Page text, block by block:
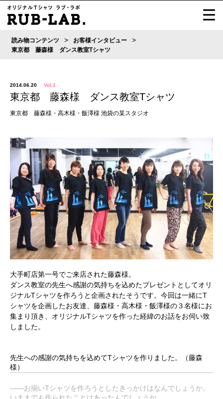
読み物コンテンツ > お客様インタビュー >
東京都 藤森様 ダンス教室Tシャツ
2014.06.20 Vol.1
東京都 藤森様 ダンス教室Tシャツ
東京都 藤森様・高木様・飯澤様 池袋の某スタジオ
大手町店第一号でご来店された藤森様。
ダンス教室の先生へ感謝の気持ちを込めたプレゼントとしてオリ
ジナルTシャツを作ろうと企画されたそうです。今回は一緒にT
シャツを企画したお友達、藤森様・高木様・飯澤様の３名様にお
集まり頂き、オリジナルTシャツを作った経緯のお話をお伺い致
しました。
先生への感謝の気持ちを込めてTシャツを作りました。
（藤森
様）
――お揃いTシャツを作ろうとしたきっかけはなんでしょうか。
いままでも作られたことはあったんでしょうか。